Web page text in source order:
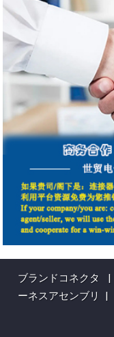
ブランドコネクタ |
ーネスアセンブリ |